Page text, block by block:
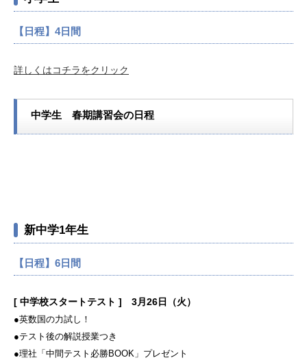
【日程】4日間
詳しくはコチラをクリック
中学生 春期講習会の日程
新中学1年生
【日程】6日間
[ 中学校スタートテスト ] 3月26日（火）
●英数国の力試し！
●テスト後の解説授業つき
●理社「中間テスト必勝BOOK」プレゼント